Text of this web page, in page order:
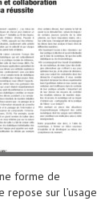
forme de
sur l’usage